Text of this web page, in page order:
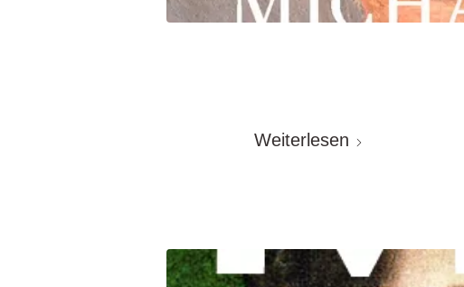
Weiterlesen